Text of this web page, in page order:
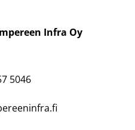
Infra Oy
5046